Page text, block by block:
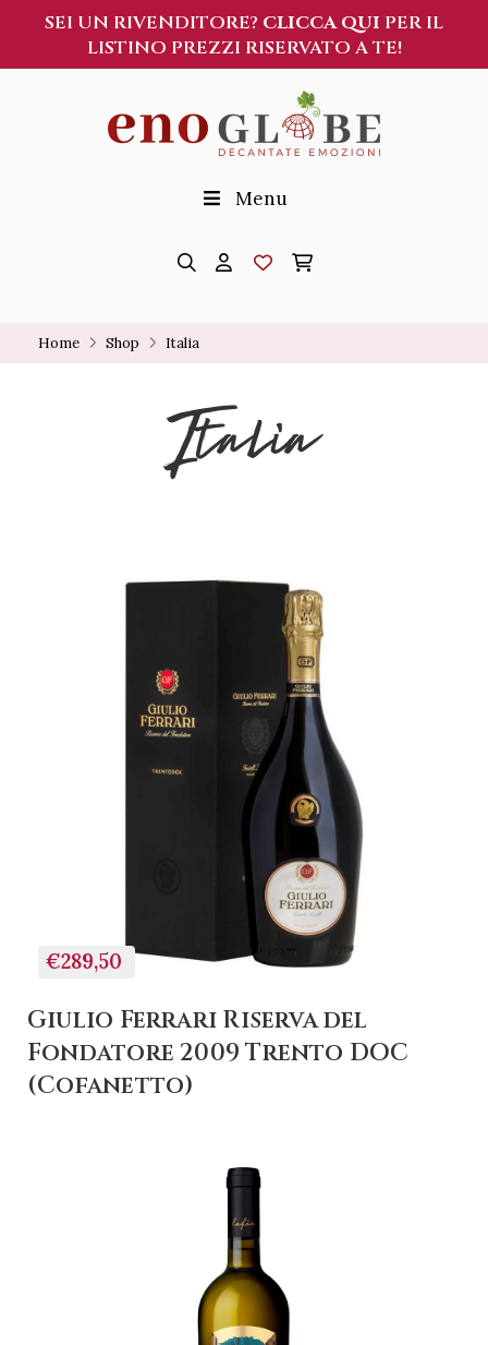
SEI UN RIVENDITORE? CLICCA QUI PER IL
LISTINO PREZZI RISERVATO A TE!
Menu
Home Shop Italia
Italia
€289,50
+ AGGIUNGI AL
CARRELLO
Giulio Ferrari Riserva del
Fondatore 2009 Trento DOC
(Cofanetto)